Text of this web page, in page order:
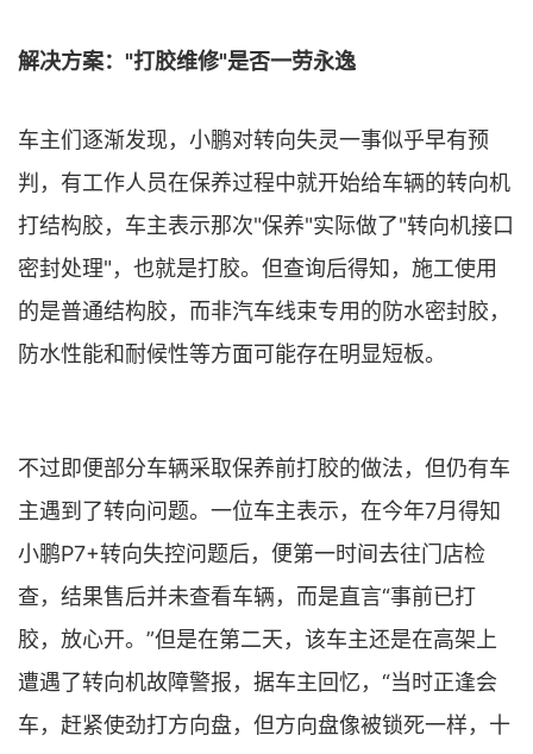
解决方案："打胶维修"是否一劳永逸
车主们逐渐发现，小鹏对转向失灵一事似乎早有预
判，有工作人员在保养过程中就开始给车辆的转向机
打结构胶，车主表示那次"保养"实际做了"转向机接口
密封处理"，也就是打胶。但查询后得知，施工使用
的是普通结构胶，而非汽车线束专用的防水密封胶，
防水性能和耐候性等方面可能存在明显短板。
不过即便部分车辆采取保养前打胶的做法，但仍有车
主遇到了转向问题。一位车主表示，在今年7月得知
小鹏P7+转向失控问题后，便第一时间去往门店检
查，结果售后并未查看车辆，而是直言“事前已打
胶，放心开。”但是在第二天，该车主还是在高架上
遭遇了转向机故障警报，据车主回忆，“当时正逢会
车，赶紧使劲打方向盘，但方向盘像被锁死一样，十